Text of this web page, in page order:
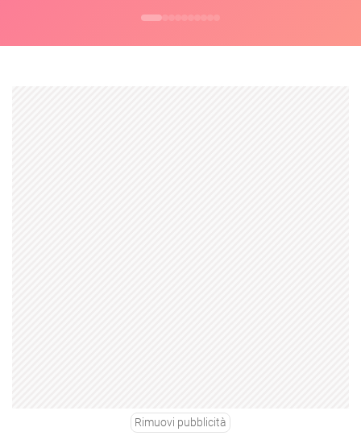
Rimuovi pubblicità